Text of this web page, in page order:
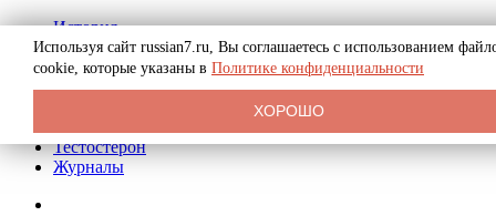
История
Биография
Криминал
Реклама на сайте
Тестостерон
Журналы
Используя сайт russian7.ru, Вы соглашаетесь с использованием
cookie, которые указаны в Политике конфиденциальности
ХОРОШО